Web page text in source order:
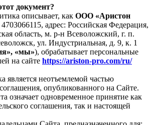
документ?
описывает, как ООО «Аристон
адрес: Российская Федерация,
область, м. р-н Всеволожский, г. п.
ул. Индустриальная, д. 9, к. 1
«мы»), обрабатывает персональные
на сайте https://ariston-pro.com/ru/
является неотъемлемой частью
опубликованного на Сайте.
означает одновременное принятие как
соглашения, так и настоящей